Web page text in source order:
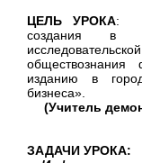
ЦЕЛЬ УРОКА:
создания в
обществознания
изданию в
бизнеса».
(Учитель
ЗАДАЧИ УРОКА: